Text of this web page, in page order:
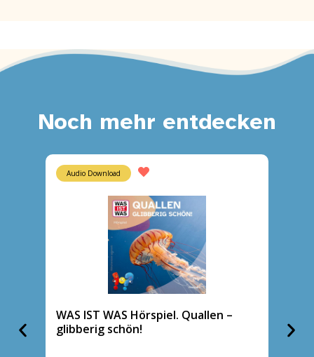
Noch mehr entdecken
Audio Download
WAS IST WAS Hörspiel. Quallen –
glibberig schön!